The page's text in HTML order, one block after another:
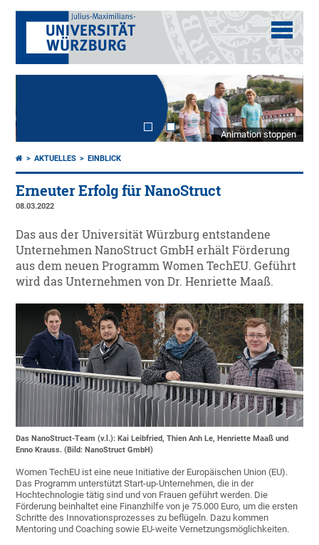
Animation stoppen
AKTUELLES EINBLICK
Erneuter Erfolg für NanoStruct
08.03.2022
Das aus der Universität Würzburg entstandene
Unternehmen NanoStruct GmbH erhält Förderung
aus dem neuen Programm Women TechEU. Geführt
wird das Unternehmen von Dr. Henriette Maaß.
Das NanoStruct-Team (v.l.): Kai Leibfried, Thien Anh Le, Henriette Maaß und
Enno Krauss. (Bild: NanoStruct GmbH)
Women TechEU ist eine neue Initiative der Europäischen Union (EU).
Das Programm unterstützt Start-up-Unternehmen, die in der
Hochtechnologie tätig sind und von Frauen geführt werden. Die
Förderung beinhaltet eine Finanzhilfe von je 75.000 Euro, um die ersten
Schritte des Innovationsprozesses zu beflügeln. Dazu kommen
Mentoring und Coaching sowie EU-weite Vernetzungsmöglichkeiten.